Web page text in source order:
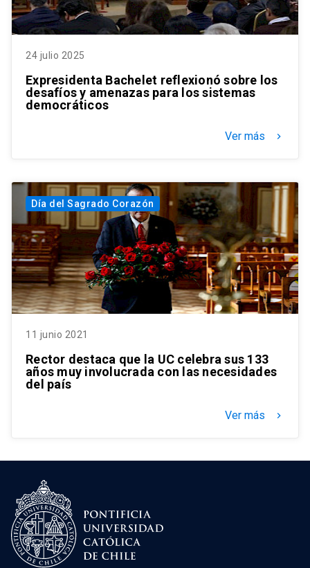
24 julio 2025
Expresidenta Bachelet reflexionó sobre los
desafíos y amenazas para los sistemas
democráticos
Ver más keyboard_arrow_right
Día del Sagrado Corazón
11 junio 2021
Rector destaca que la UC celebra sus 133
años muy involucrada con las necesidades
del país
Ver más keyboard_arrow_right